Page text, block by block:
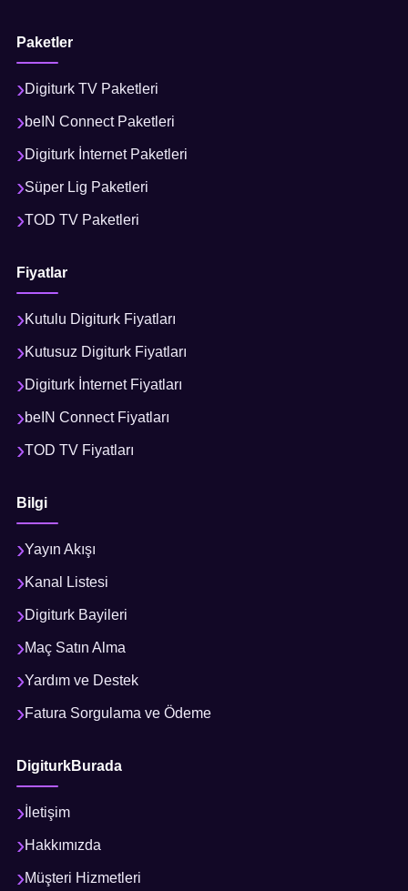
Paketler
Digiturk TV Paketleri
beIN Connect Paketleri
Digiturk İnternet Paketleri
Süper Lig Paketleri
TOD TV Paketleri
Fiyatlar
Kutulu Digiturk Fiyatları
Kutusuz Digiturk Fiyatları
Digiturk İnternet Fiyatları
beIN Connect Fiyatları
TOD TV Fiyatları
Bilgi
Yayın Akışı
Kanal Listesi
Digiturk Bayileri
Maç Satın Alma
Yardım ve Destek
Fatura Sorgulama ve Ödeme
DigiturkBurada
İletişim
Hakkımızda
Müşteri Hizmetleri